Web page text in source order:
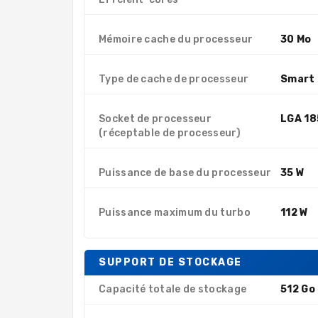
Mémoire cache du processeur 30 Mo
Type de cache de processeur Smart
Socket de processeur
(réceptable de processeur)
LGA
Puissance de base du processeur 35 W
Puissance maximum du turbo 112 W
SUPPORT DE STOCKAGE
Capacité totale de stockage 512 Go